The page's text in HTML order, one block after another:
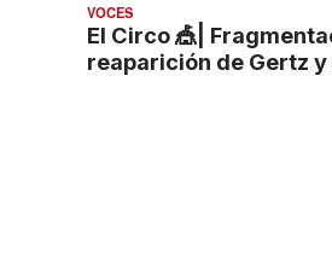
VOCES
El Circo 🎪|
reaparición de Gertz